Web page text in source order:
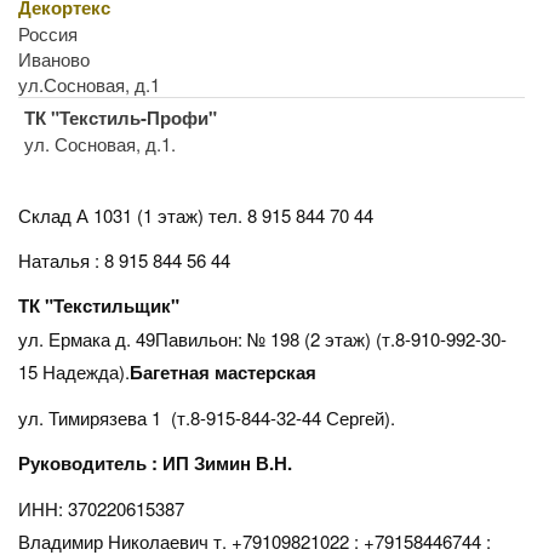
Декортекс
Россия
Иваново
ул.Сосновая, д.1
ТК "Текстиль-Профи"
ул. Сосновая, д.1.
Склад А 1031 (1 этаж) тел. 8 915 844 70 44
Наталья : 8 915 844 56 44
ТК "Текстильщик"
ул. Ермака д. 49Павильон: № 198 (2 этаж) (т.8-910-992-30-
15 Надежда).Багетная мастерская
ул. Тимирязева 1 (т.8-915-844-32-44 Сергей).
Руководитель : ИП Зимин В.Н.
ИНН: 370220615387
Владимир Николаевич т. +79109821022 : +79158446744 :